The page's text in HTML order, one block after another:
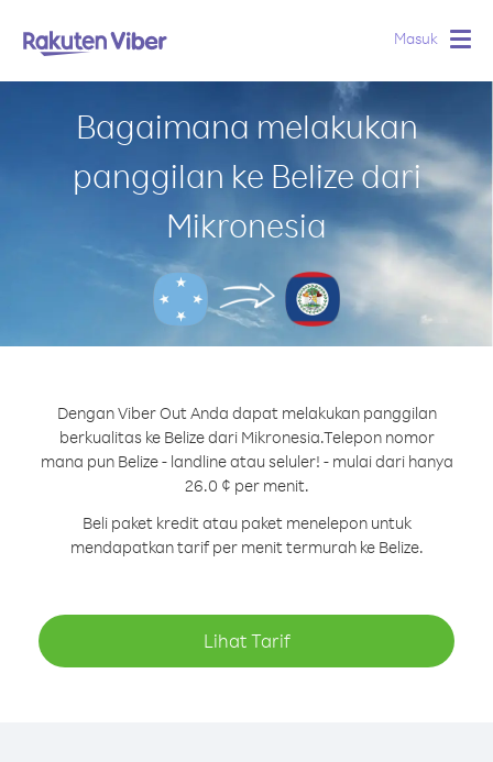
Masuk
Bagaimana melakukan
panggilan ke Belize dari
Mikronesia
Dengan Viber Out Anda dapat melakukan panggilan
berkualitas ke Belize dari Mikronesia.Telepon nomor
mana pun Belize - landline atau seluler! - mulai dari hanya
26.0 ¢ per menit.
Beli paket kredit atau paket menelepon untuk
mendapatkan tarif per menit termurah ke Belize.
Lihat Tarif